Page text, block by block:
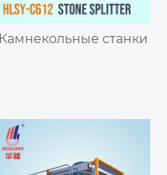
Камнекольные станки